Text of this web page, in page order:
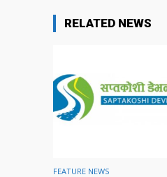
RELATED NEWS
FEATURE NEWS